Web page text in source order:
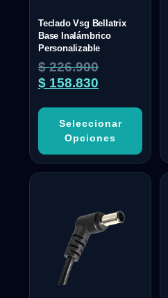
Teclado Vsg Bellatrix
Base Inalámbrico
Personalizable
$226.900
$ 158.830
Seleccionar
Opciones